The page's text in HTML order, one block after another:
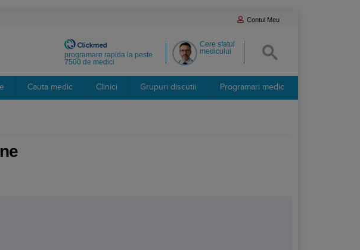
Contul Meu
Cere sfatul
medicului
programare rapida la peste
7500 de medici
Cauta medic Clinici Grupuri discutii Programari medic